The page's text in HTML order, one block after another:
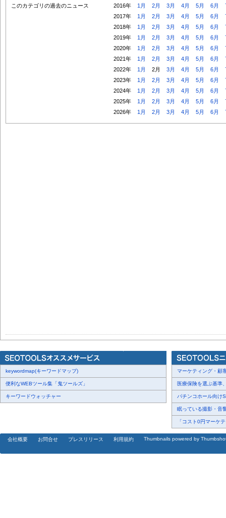
このカテゴリの過去のニュース
2016年
1月 2月 3月 4月 5月 6月
2017年
1月 2月 3月 4月 5月 6月
2018年
1月 2月 3月 4月 5月 6月
2019年
1月 2月 3月 4月 5月 6月
2020年
1月 2月 3月 4月 5月 6月
2021年
1月 2月 3月 4月 5月 6月
2022年
1月 2月 3月 4月 5月 6月
2023年
1月 2月 3月 4月 5月 6月
2024年
1月 2月 3月 4月 5月 6月
2025年
1月 2月 3月 4月 5月 6月
2026年
1月 2月 3月 4月 5月 6月
keywordmap(キーワードマップ)
便利なWEBツール集「鬼ツールズ」
キーワードウォッチャー
マーケティング・顧
医療保険を選ぶ基準
パチンコホール向け
眠っている撮影・音
「コスト0円マーケ
会社概要 お問合せ プレスリリース 利用規約 Thumbnails powered by